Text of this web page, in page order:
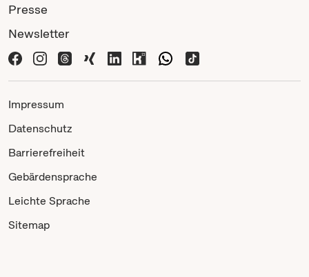
Presse
Newsletter
Impressum
Datenschutz
Barrierefreiheit
Gebärdensprache
Leichte Sprache
Sitemap